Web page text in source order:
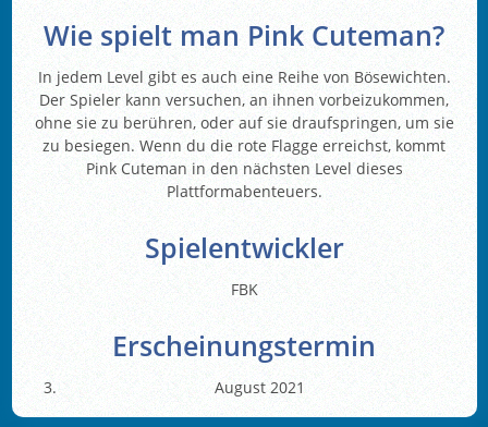
Wie spielt man Pink Cuteman?
In jedem Level gibt es auch eine Reihe von Bösewichten.
Der Spieler kann versuchen, an ihnen vorbeizukommen,
ohne sie zu berühren, oder auf sie draufspringen, um sie
zu besiegen. Wenn du die rote Flagge erreichst, kommt
Pink Cuteman in den nächsten Level dieses
Plattformabenteuers.
Spielentwickler
FBK
Erscheinungstermin
August 2021